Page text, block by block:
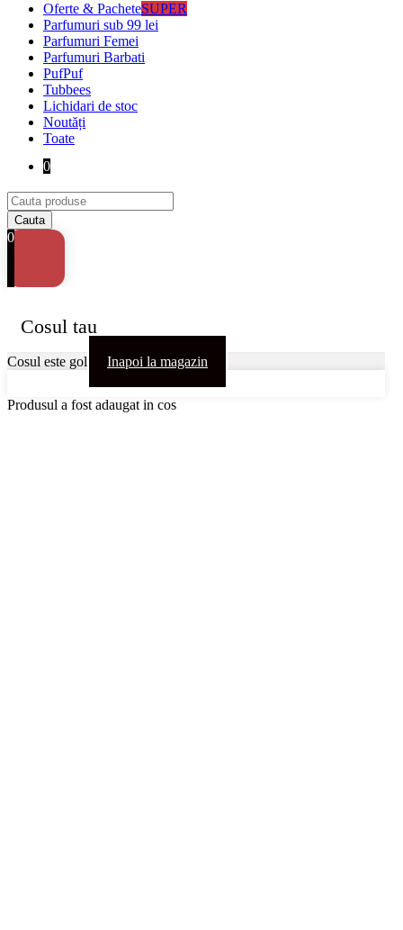
Oferte & PacheteSUPER
Parfumuri sub 99 lei
Parfumuri Femei
Parfumuri Barbati
PufPuf
Tubbees
Lichidari de stoc
Noutăți
Toate
0
0
Cosul tau
Cosul este gol Inapoi la magazin
Produsul a fost adaugat in cos